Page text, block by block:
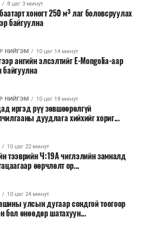
8 цаг 3 минут
хоногт 250 м³ лаг боловсруулах
байгуулна
НИЙГЭМ 10 цаг 14 минут
ангийн элсэлтийг E-Mongolia-аар
байгуулна
НИЙГЭМ 10 цаг 18 минут
иргэд рүү зөвшөөрөлгүй
дуудлага хийхийг хориг...
10 цаг 22 минут
тээврийн Ч:19А чиглэлийн замналд
өөрчлөлт ор...
10 цаг 24 минут
улсын дугаар сондгой тоогоор
бол өнөөдөр шатахуун...